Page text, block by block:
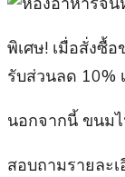
พิเศษ! เมื่อสั่งซื้
รับส่วนลด 10%
นอกจากนี้ ขนม
สอบถามรายละ